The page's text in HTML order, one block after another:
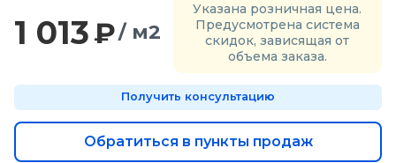
е
р
а
о
1 013₽/ м2
Указана розничная цена.
Предусмотрена система
скидок, зависящая от
объема заказа.
Получить консультацию
Обратиться в пункты продаж